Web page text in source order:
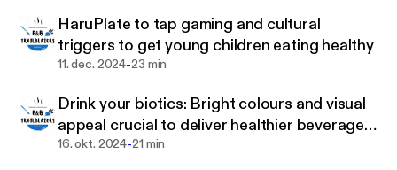
HaruPlate to tap gaming and cultural
triggers to get young children eating healthy
11. dec. 2024-23 min
Drink your biotics: Bright colours and visual
appeal crucial to deliver healthier beverages
to children – Tummy Buddies
16. okt. 2024-21 min